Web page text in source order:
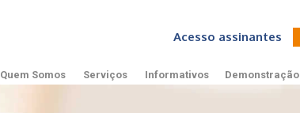
Acesso assinantes
Quem Somos Serviços Informativos Demonstração